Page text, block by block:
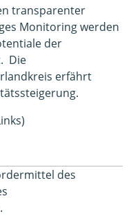
transparenter
Monitoring werden
der
Die
erfährt
des